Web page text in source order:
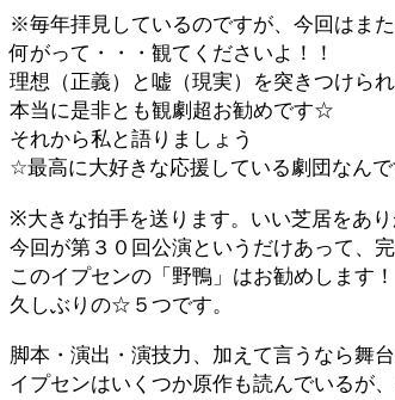
※毎年拝見しているのですが、今回はま
何がって・・・観てくださいよ！！
理想（正義）と嘘（現実）を突きつけら
本当に是非とも観劇超お勧めです☆
それから私と語りましょう
☆最高に大好きな応援している劇団なん
※大きな拍手を送ります。いい芝居をあり
今回が第３０回公演というだけあって、
このイプセンの「野鴨」はお勧めします
久しぶりの☆５つです。
脚本・演出・演技力、加えて言うなら舞
イプセンはいくつか原作も読んでいるが